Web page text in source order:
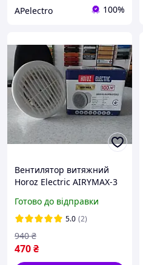
APelectro 100%
Вентилятор витяжний
Horoz Electric AIRYMAX-3
Готово до відправки
5.0 (2)
470₴
940 ₴